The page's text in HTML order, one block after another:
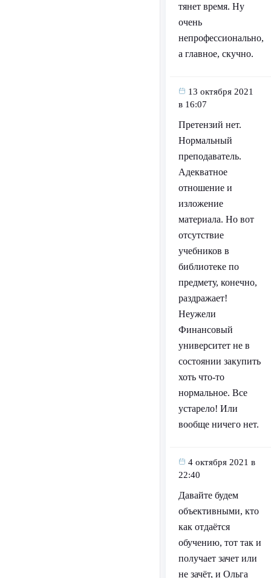
тянет время. Ну
очень
непрофессионально,
а главное, скучно.
13 октября 2021
в 16:07
Претензий нет.
Нормальный
преподаватель.
Адекватное
отношение и
изложение
материала. Но вот
отсутствие
учебников в
библиотеке по
предмету, конечно,
раздражает!
Неужели
Финансовый
университет не в
состоянии закупить
хоть что-то
нормальное. Все
устарело! Или
вообще ничего нет.
4 октября 2021 в
22:40
Давайте будем
объективными, кто
как отдаётся
обучению, тот так и
получает зачет или
не зачёт, и Ольга